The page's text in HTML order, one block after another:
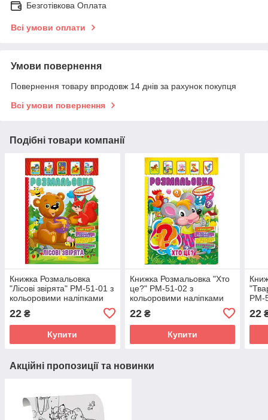
Безготівкова Оплата
Всі умови оплати
Умови повернення
Повернення товару впродовж 14 днів за рахунок покупця
Всі умови повернення
Подібні товари компанії
Книжка Розмальовка
"Лісові звірята" РМ-51-01 з
кольоровими наліпками
22 ₴
Купити
Книжка Розмальовка "Хто
це?" РМ-51-02 з
кольоровими наліпками
22₴
Купити
РМ-
22
Акційні пропозиції та новинки